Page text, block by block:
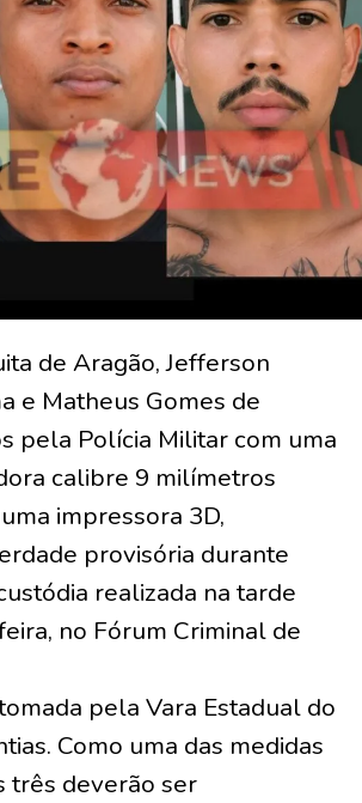
de Aragão, Jefferson
e Matheus Gomes de
pela Polícia Militar com uma
calibre 9 milímetros
impressora 3D,
provisória durante
realizada na tarde
no Fórum Criminal de
pela Vara Estadual do
Como uma das medidas
três deverão ser